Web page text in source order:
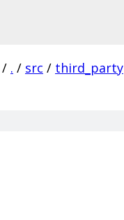
/ . / src / third_party